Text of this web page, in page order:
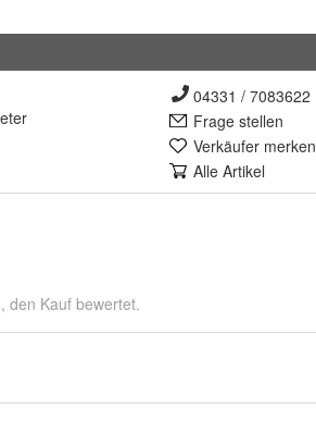
04331 / 7083622
Frage stellen
Verkäufer merken
Alle Artikel
den Kauf bewertet.